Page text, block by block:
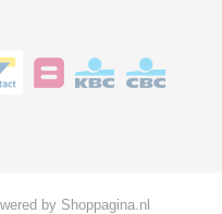
by Shoppagina.nl